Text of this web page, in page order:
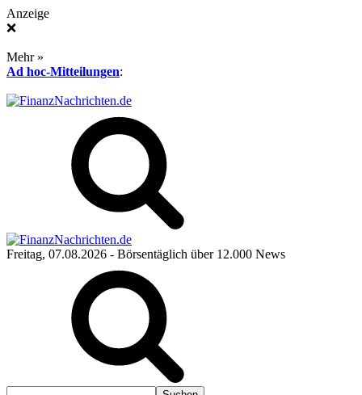
Anzeige
❌
Mehr »
Ad hoc-Mitteilungen:
Freitag, 07.08.2026 - Börsentäglich über 12.000 News